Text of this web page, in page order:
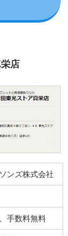
店
ンズ株式会社
手数料無料